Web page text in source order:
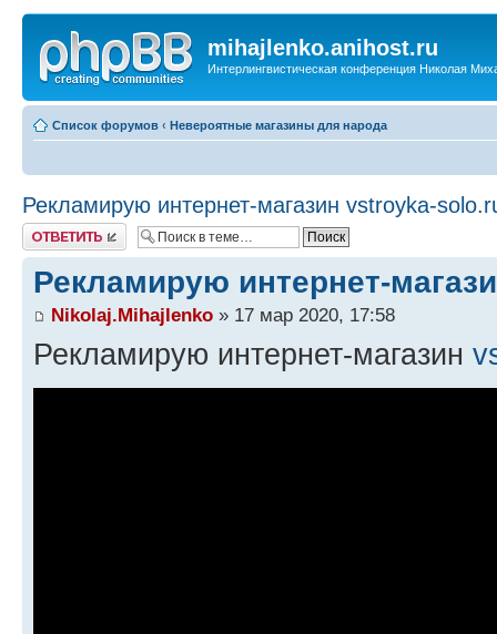
mihajlenko.anihost.ru
Интерлингвистическая конференция Николая
Список форумов ‹ Невероятные магазины для народа
Рекламирую интернет-магазин vstroyka-
Ответить
Рекламирую интернет-
Nikolaj.Mihajlenko » 17 мар 2020, 17:58
Рекламирую интернет-магазин